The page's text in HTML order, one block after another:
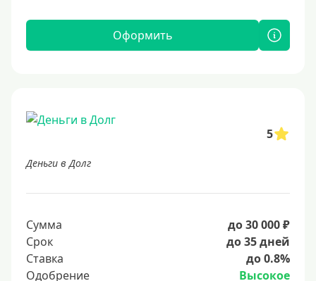
Оформить
5
Деньги в Долг
Сумма
до 30 000 ₽
Срок
до 35 дней
Ставка
до 0.8%
Одобрение
Высокое